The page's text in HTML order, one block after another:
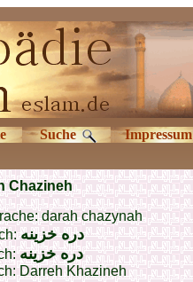
Suche Impressum
Chazineh
darah chazynah
دره خزینه
دره خزینه
Darreh Khazineh